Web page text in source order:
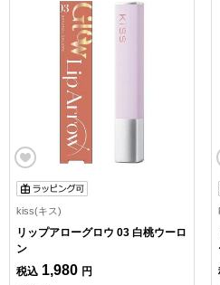
kiss(キス)
リップアローグロウ 03 白桃ウーロ
ン
税込 1,980 円